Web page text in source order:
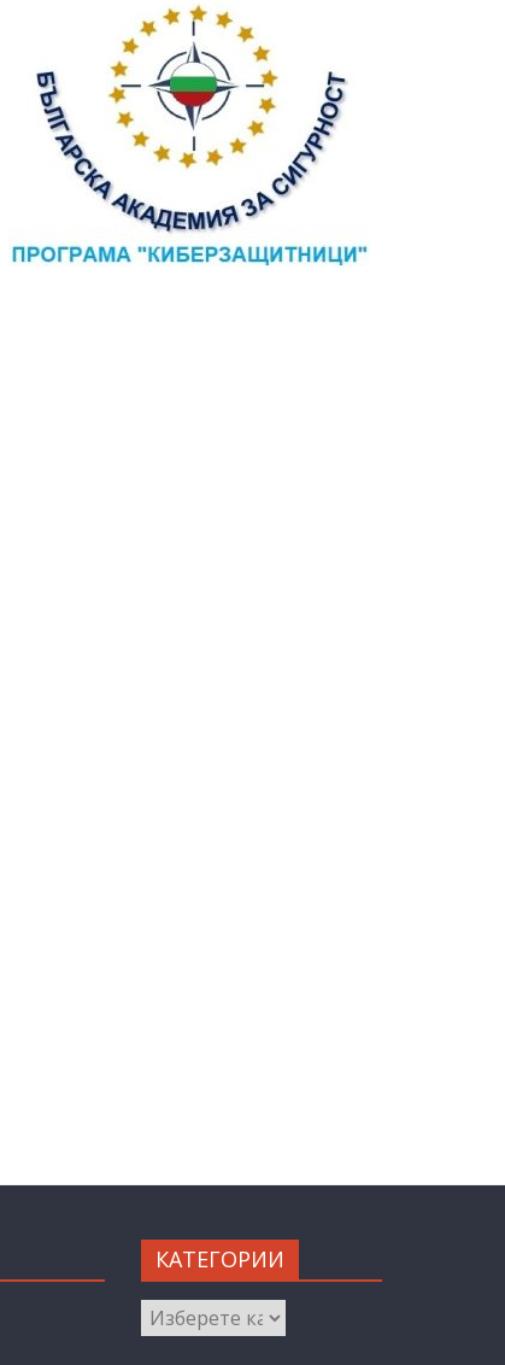
КАТЕГОРИИ
КАТЕГОРИИ